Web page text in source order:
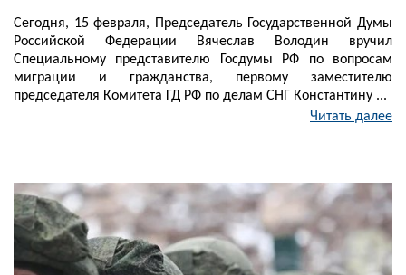
Сегодня, 15 февраля, Председатель Государственной Думы
Российской Федерации Вячеслав Володин вручил
Специальному представителю Госдумы РФ по вопросам
миграции и гражданства, первому заместителю
председателя Комитета ГД РФ по делам СНГ Константину ...
Читать далее